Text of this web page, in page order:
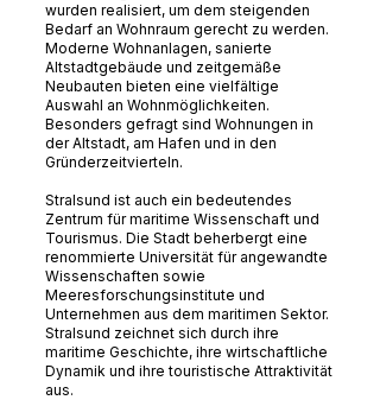
wurden realisiert, um dem steigenden
Bedarf an Wohnraum gerecht zu werden.
Moderne Wohnanlagen, sanierte
Altstadtgebäude und zeitgemäße
Neubauten bieten eine vielfältige
Auswahl an Wohnmöglichkeiten.
Besonders gefragt sind Wohnungen in
der Altstadt, am Hafen und in den
Gründerzeitvierteln.
Stralsund ist auch ein bedeutendes
Zentrum für maritime Wissenschaft und
Tourismus. Die Stadt beherbergt eine
renommierte Universität für angewandte
Wissenschaften sowie
Meeresforschungsinstitute und
Unternehmen aus dem maritimen Sektor.
Stralsund zeichnet sich durch ihre
maritime Geschichte, ihre wirtschaftliche
Dynamik und ihre touristische Attraktivität
aus.